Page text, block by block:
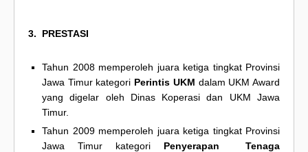
3. PRESTASI
Tahun 2008 memperoleh juara ketiga tingkat Provinsi
Jawa Timur kategori Perintis UKM dalam UKM Award
yang digelar oleh Dinas Koperasi dan UKM Jawa
Timur.
Tahun 2009 memperoleh juara ketiga tingkat Provinsi
Jawa Timur kategori Penyerapan Tenaga